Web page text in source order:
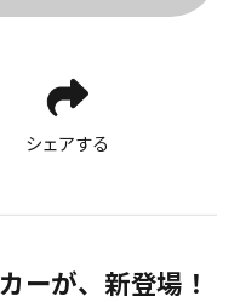
シェアする
ーが、新登場！